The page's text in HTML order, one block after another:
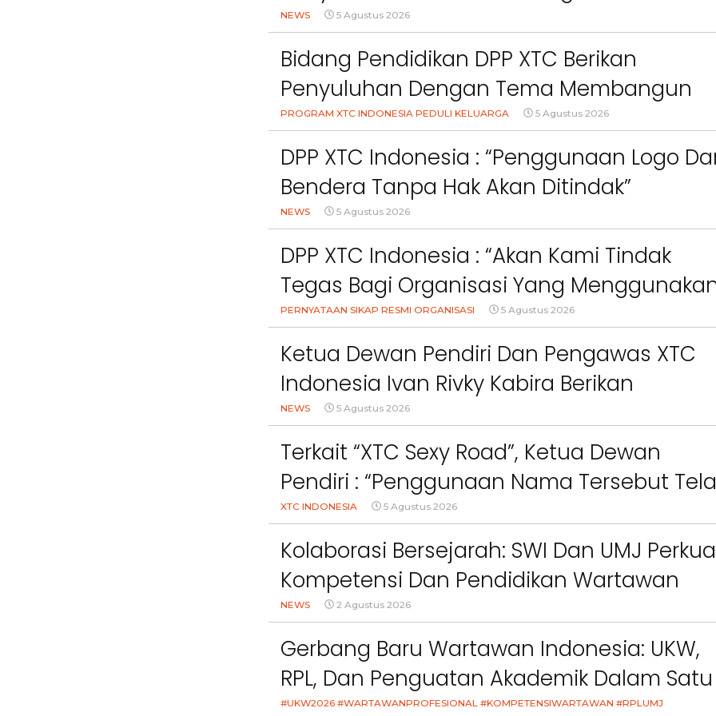
Cihanjuang KBB
NEWS 5 Agustus 2026
Bidang Pendidikan DPP XTC Berikan
Penyuluhan Dengan Tema Membangun
Peran Orang Tua Dalam Menjaga
Kesehatan Anak Di Era Digital
PROGRAM XTC INDONESIA PEDULI KELUARGA 5 Agustus 2026
DPP XTC Indonesia : “Penggunaan Logo
Bendera Tanpa Hak Akan Ditindak”
NEWS 5 Agustus 2026
DPP XTC Indonesia : “Akan Kami Tindak
Tegas Bagi Organisasi Yang
Nama, Logo, Warna, Bendera Dan Slogan
Kami Tanpa Izin”
PERNYATAAN SIKAP RESMI ORGANISASI 5 Agustus 2026
Ketua Dewan Pendiri Dan Pengawas XTC
Indonesia Ivan Rivky Kabira Berikan
Peryataan Sikap Terkait “XTC Sexy Road”
NEWS 5 Agustus 2026
Terkait “XTC Sexy Road”, Ketua Dewan
Pendiri : “Penggunaan Nama Tersebut
Melanggar Ketentuan Perundang-
Undangan”
XTC INDONESIA 5 Agustus 2026
Kolaborasi Bersejarah: SWI Dan UMJ
Kompetensi Dan Pendidikan Wartawan
Nasional
NEWS 2 Agustus 2026
Gerbang Baru Wartawan Indonesia: UKW,
RPL, Dan Penguatan Akademik Dalam Satu
Kolaborasi
#UKW2026 #WARTAWANPROFESIONAL #KOMPETENSIWARTAWAN #RPLUMJ